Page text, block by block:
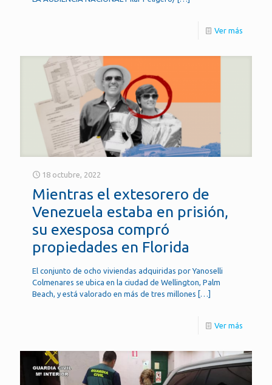
Ver más
18 octubre, 2022
Mientras el extesorero de
Venezuela estaba en prisión,
su exesposa compró
propiedades en Florida
El conjunto de ocho viviendas adquiridas por Yanoselli
Colmenares se ubica en la ciudad de Wellington, Palm
Beach, y está valorado en más de tres millones […]
Ver más